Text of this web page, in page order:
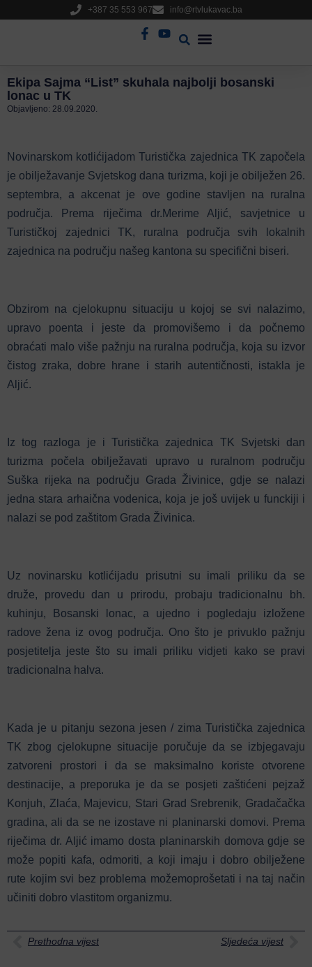
+387 35 553 967 info@rtvlukavac.ba
Ekipa Sajma “List” skuhala najbolji bosanski
lonac u TK
Objavljeno: 28.09.2020.
Novinarskom kotlićijadom Turistička zajednica TK započela
je obilježavanje Svjetskog dana turizma, koji je obilježen 26.
septembra, a akcenat je ove godine stavljen na ruralna
područja. Prema riječima dr.Merime Aljić, savjetnice u
Turističkoj zajednici TK, ruralna područja svih lokalnih
zajednica na području našeg kantona su specifični biseri.
Obzirom na cjelokupnu situaciju u kojoj se svi nalazimo,
upravo poenta i jeste da promovišemo i da počnemo
obraćati malo više pažnju na ruralna područja, koja su izvor
čistog zraka, dobre hrane i starih autentičnosti, istakla je
Aljić.
Iz tog razloga je i Turistička zajednica TK Svjetski dan
turizma počela obilježavati upravo u ruralnom području
Suška rijeka na području Grada Živinice, gdje se nalazi
jedna stara arhaična vodenica, koja je još uvijek u funckiji i
nalazi se pod zaštitom Grada Živinica.
Uz novinarsku kotlićijadu prisutni su imali priliku da se
druže, provedu dan u prirodu, probaju tradicionalnu bh.
kuhinju, Bosanski lonac, a ujedno i pogledaju izložene
radove žena iz ovog područja. Ono što je privuklo pažnju
posjetitelja jeste što su imali priliku vidjeti kako se pravi
tradicionalna halva.
Kada je u pitanju sezona jesen / zima Turistička zajednica
TK zbog cjelokupne situacije poručuje da se izbjegavaju
zatvoreni prostori i da se maksimalno koriste otvorene
destinacije, a preporuka je da se posjeti zaštićeni pejzaž
Konjuh, Zlaća, Majevicu, Stari Grad Srebrenik, Gradačačka
gradina, ali da se ne izostave ni planinarski domovi. Prema
riječima dr. Aljić imamo dosta planinarskih domova gdje se
može popiti kafa, odmoriti, a koji imaju i dobro obilježene
rute kojim svi bez problema možemoprošetati i na taj način
učiniti dobro vlastitom organizmu.
Prethodna vijest Sljedeća vijest